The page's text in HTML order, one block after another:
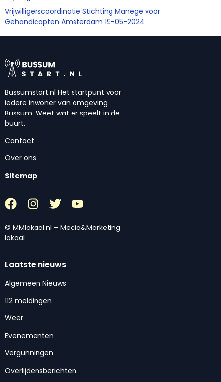
Vrijwilligerscoordinatie Stichting Manege voor
Gehandicapten Amsterdam 19-05-2024
Bussumstart.nl Het startpunt voor
iedere inwoner van omgeving
Bussum. Weet wat er speelt in de
buurt.
Contact
Over ons
Sitemap
© MMlokaal.nl – Media&Marketing
lokaal
Laatste nieuws
Algemeen Nieuws
112 meldingen
Weer
Evenementen
Vergunningen
Overlijdensberichten